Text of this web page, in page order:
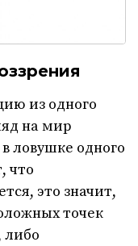
из одного
на мир
ловушке одного
что
это значит,
точек
либо